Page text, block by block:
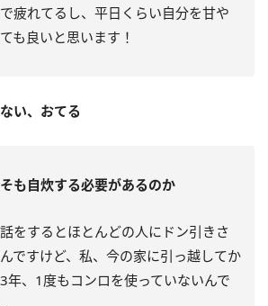
疲れてるし、平日くらい自分を甘や
も良いと思います！
い、おてる
も自炊する必要があるのか
をするとほとんどの人にドン引きさ
ですけど、私、今の家に引っ越してか
年、1度もコンロを使っていないんで